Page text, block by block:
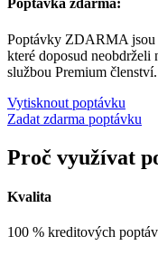
Poptávka zdarma:
Poptávky ZDARMA jsou
které doposud neobdrželi
službou Premium členství.
Vytisknout poptávku
Zadat zdarma poptávku
Proč využívat
Kvalita
100 % kreditových